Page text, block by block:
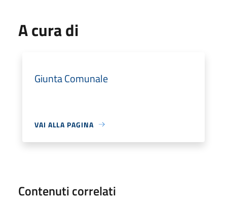
A cura di
Giunta Comunale
VAI ALLA PAGINA
Contenuti correlati